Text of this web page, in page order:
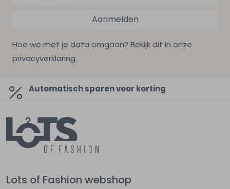
Aanmelden
Hoe we met je data omgaan? Bekijk dit in onze
privacyverklaring.
Automatisch sparen voor korting
Lots of Fashion webshop